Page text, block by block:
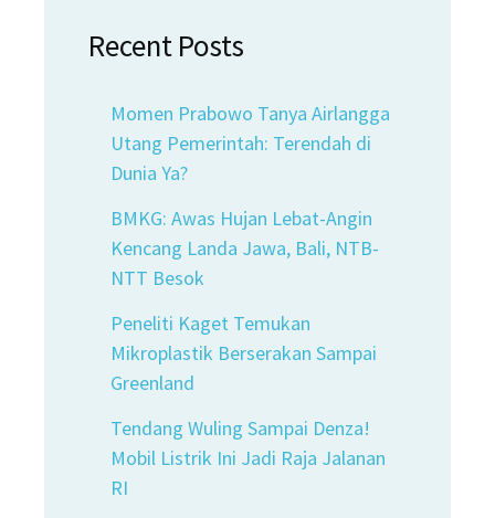
Recent Posts
Momen Prabowo Tanya Airlangga
Utang Pemerintah: Terendah di
Dunia Ya?
BMKG: Awas Hujan Lebat-Angin
Kencang Landa Jawa, Bali, NTB-
NTT Besok
Peneliti Kaget Temukan
Mikroplastik Berserakan Sampai
Greenland
Tendang Wuling Sampai Denza!
Mobil Listrik Ini Jadi Raja Jalanan
RI